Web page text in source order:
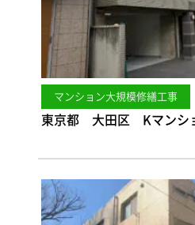
マンション大規模修繕工事
東京都 大田区 Kマンシ